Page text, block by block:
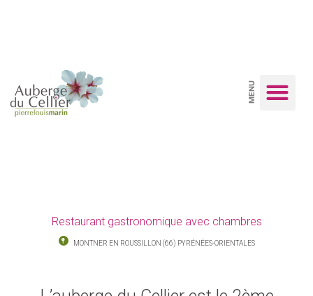
MENU
Restaurant gastronomique avec chambres
MONTNER EN ROUSSILLON (66) PYRÉNÉES-ORIENTALES